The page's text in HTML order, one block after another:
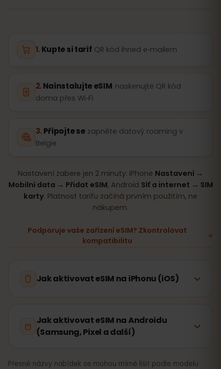
Kupte si tarif QR kód ihned e‑mailem
Nainstalujte eSIM naskenujte QR kód
doma přes Wi‑Fi
Připojte se zapněte datový roaming v
Belgie
Nastavení zabere jen 2 minuty: iPhone Nastavení →
Mobilní data → Přidat eSIM, Android Síť a internet → SIM
karty. Platnost tarifu začíná prvním použitím, ne
nákupem.
Podporuje vaše zařízení eSIM? Zkontrolovat
kompatibilitu
Jak aktivovat eSIM na iPhonu (iOS)
Jak aktivovat eSIM na Androidu
(Samsung, Pixel a další)
Přesné názvy nabídek se mohou mírně lišit podle modelu